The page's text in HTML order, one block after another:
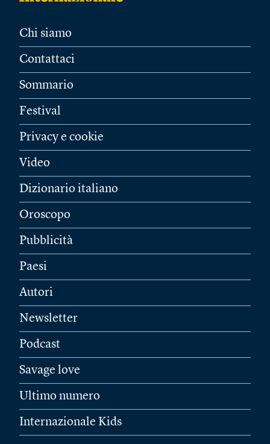
Chi siamo
Contattaci
Sommario
Festival
Privacy e cookie
Video
Dizionario italiano
Oroscopo
Pubblicità
Paesi
Autori
Newsletter
Podcast
Savage love
Ultimo numero
Internazionale Kids